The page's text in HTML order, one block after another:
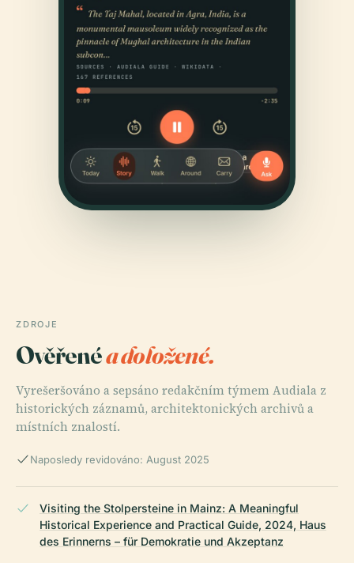
ZDROJE
Ověřenéa doložené.
Vyrešeršováno a sepsáno redakčním týmem Audiala z
historických záznamů, architektonických archivů a
místních znalostí.
Naposledy revidováno: August 2025
Visiting the Stolpersteine in Mainz: A Meaningful
Historical Experience and Practical Guide, 2024, Haus
des Erinnerns – für Demokratie und Akzeptanz